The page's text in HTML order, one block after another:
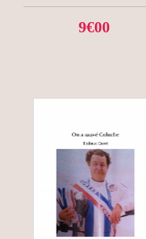
9€00